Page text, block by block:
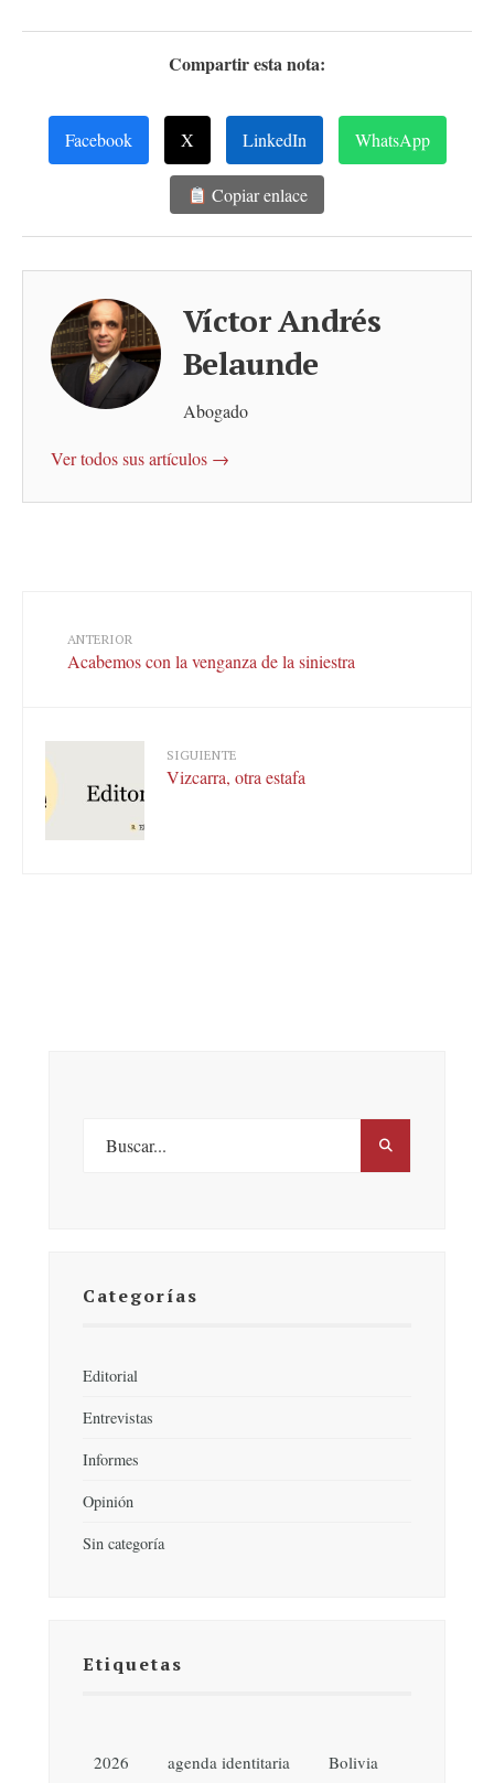
Compartir esta nota:
Facebook X LinkedIn WhatsApp
Copiar enlace
Víctor Andrés
Belaunde
Abogado
Ver todos sus artículos →
ANTERIOR
Acabemos con la venganza de la siniestra
SIGUIENTE
Vizcarra, otra estafa
Categorías
Editorial
Entrevistas
Informes
Opinión
Sin categoría
Etiquetas
2026 agenda identitaria Bolivia